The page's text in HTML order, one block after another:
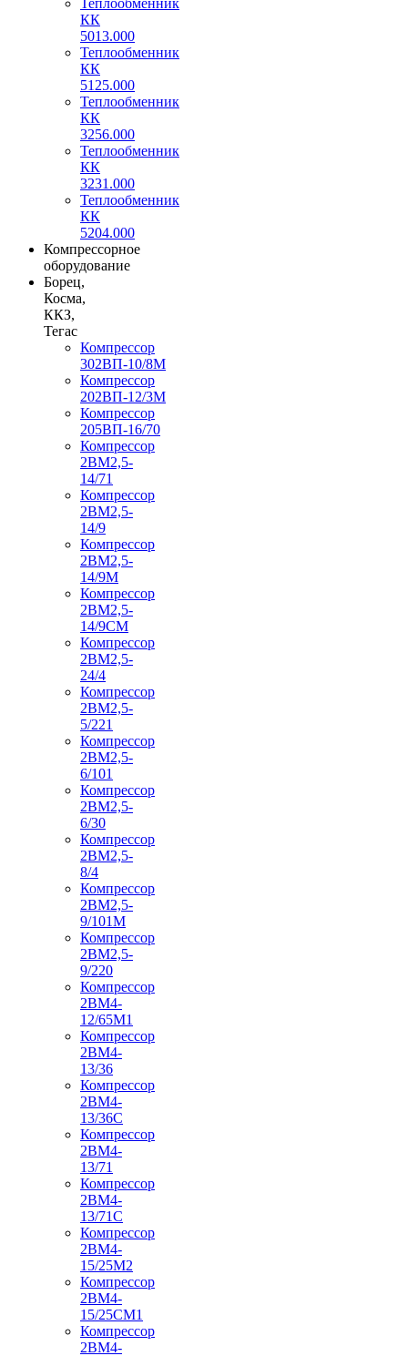
КК
5013.000
Теплообменник
КК
5125.000
Теплообменник
КК
3256.000
Теплообменник
КК
3231.000
Теплообменник
КК
5204.000
Компрессорное
оборудование
Борец,
Косма,
ККЗ,
Тегас
Компрессор
302ВП-10/8М
Компрессор
202ВП-12/3М
Компрессор
205ВП-16/70
Компрессор
2ВМ2,5-
14/71
Компрессор
2ВМ2,5-
14/9
Компрессор
2ВМ2,5-
14/9М
Компрессор
2ВМ2,5-
14/9СМ
Компрессор
2ВМ2,5-
24/4
Компрессор
2ВМ2,5-
5/221
Компрессор
2ВМ2,5-
6/101
Компрессор
2ВМ2,5-
6/30
Компрессор
2ВМ2,5-
8/4
Компрессор
2ВМ2,5-
9/101М
Компрессор
2ВМ2,5-
9/220
Компрессор
2ВМ4-
12/65М1
Компрессор
2ВМ4-
13/36
Компрессор
2ВМ4-
13/36С
Компрессор
2ВМ4-
13/71
Компрессор
2ВМ4-
13/71С
Компрессор
2ВМ4-
15/25М2
Компрессор
2ВМ4-
15/25СМ1
Компрессор
2ВМ4-